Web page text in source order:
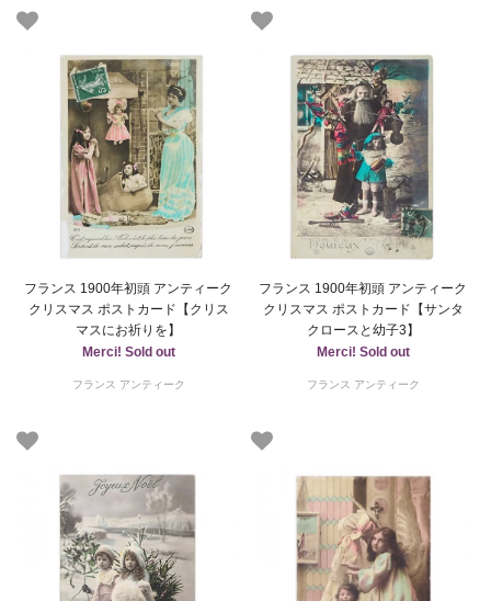
フランス 1900年初頭 アンティーク
クリスマス ポストカード【クリス
マスにお祈りを】
Merci! Sold out
フランス アンティーク
フランス 1900年初頭 アンティーク
クリスマス ポストカード【サンタ
クロースと幼子3】
Merci! Sold out
フランス アンティーク